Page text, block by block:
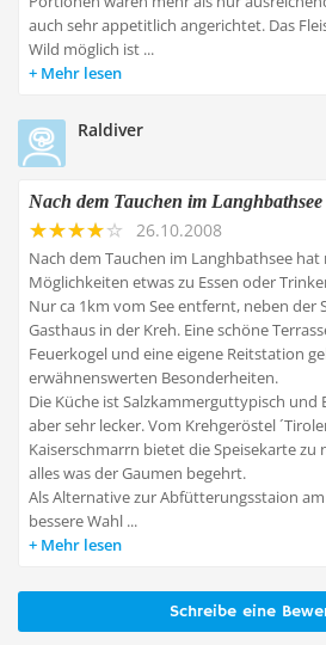
auch sehr appetitlich angerichtet. Das
Wild möglich ist ...
Mehr lesen
Raldiver
Nach dem Tauchen im
26.10.2008
Nach dem Tauchen im Langhbathsee
Möglichkeiten etwas zu Essen oder
Nur ca 1km vom See entfernt, neben der
Gasthaus in der Kreh. Eine schöne
Feuerkogel und eine eigene Reitstation
erwähnenswerten Besonderheiten.
Die Küche ist Salzkammerguttypisch und
aber sehr lecker. Vom Krehgeröstel
Kaiserschmarrn bietet die Speisekarte zu
alles was der Gaumen begehrt.
Als Alternative zur Abfütterungsstaion
bessere Wahl ...
Mehr lesen
Schreibe eine